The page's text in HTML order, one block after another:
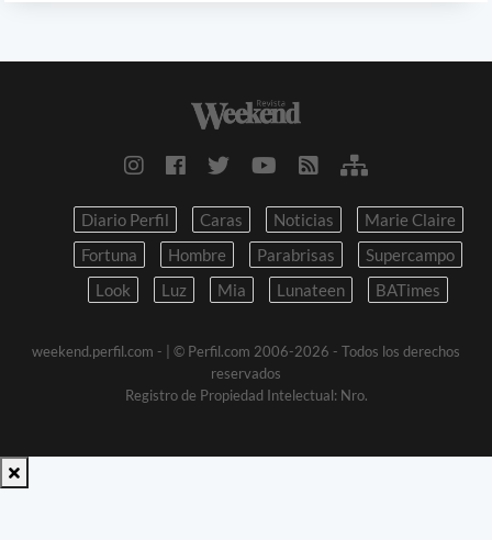
Diario Perfil Caras Noticias
Marie Claire
Fortuna
Hombre Parabrisas
Supercampo
Look
Luz Mia Lunateen BATimes
weekend.perfil.com -
| © Perfil.com 2006-2026 - Todos los derechos
reservados
Registro de Propiedad Intelectual: Nro.